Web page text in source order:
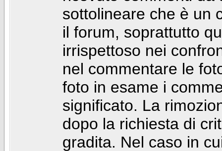
sottolineare che è un
il forum, soprattutto
irrispettoso nei
nel commentare le
foto in esame i
significato. La
dopo la richiesta di
gradita. Nel caso in